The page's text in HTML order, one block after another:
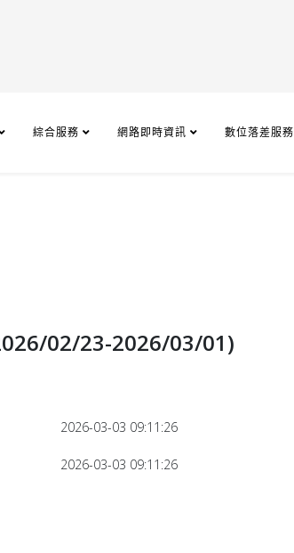
綜合服務 網路即時資訊 數位落差服務
02/23-2026/03/01)
2026-03-03 09:11:26
2026-03-03 09:11:26